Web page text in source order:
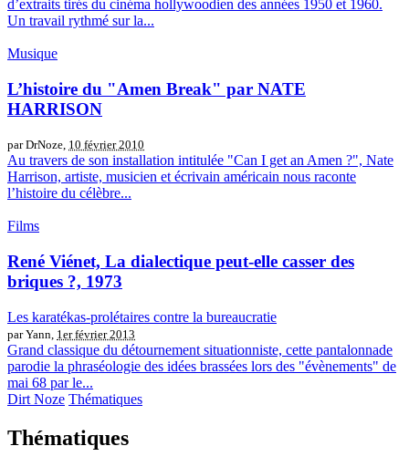
d’extraits tirés du cinéma hollywoodien des années 1950 et 1960.
Un travail rythmé sur la...
Musique
L’histoire du "Amen Break" par NATE
HARRISON
par DrNoze, 10 février 2010
Au travers de son installation intitulée "Can I get an Amen ?", Nate
Harrison, artiste, musicien et écrivain américain nous raconte
l’histoire du célèbre...
Films
René Viénet, La dialectique peut-elle casser des
briques ?, 1973
Les karatékas-prolétaires contre la bureaucratie
par Yann, 1er février 2013
Grand classique du détournement situationniste, cette pantalonnade
parodie la phraséologie des idées brassées lors des "évènements" de
mai 68 par le...
Dirt Noze Thématiques
Thématiques